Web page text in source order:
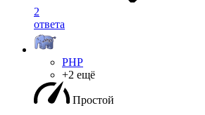
2
ответа
PHP
+2 ещё
Простой